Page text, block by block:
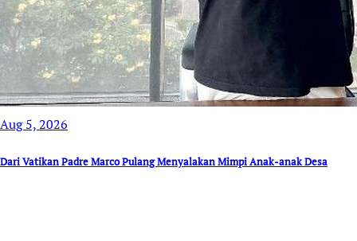
Aug 5, 2026
Dari Vatikan Padre Marco Pulang Menyalakan Mimpi Anak-anak Desa